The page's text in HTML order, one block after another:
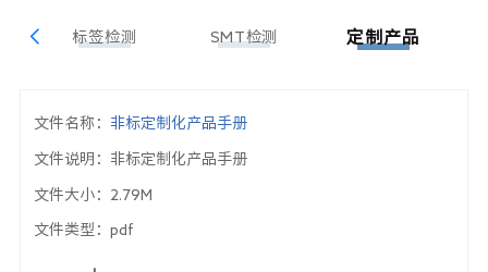
标签检测 SMT检测 定制产品
文件名称： 非标定制化产品手册
文件说明： 非标定制化产品手册
文件大小： 2.79M
文件类型： pdf